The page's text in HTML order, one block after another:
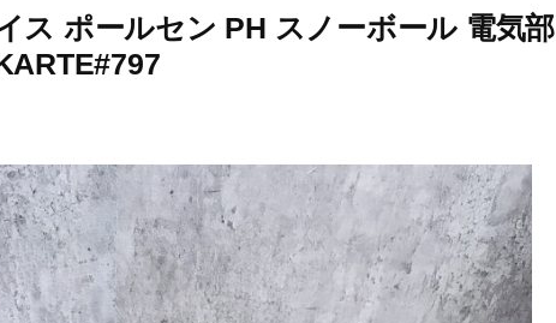
ス ポールセン PH スノーボール 電気部